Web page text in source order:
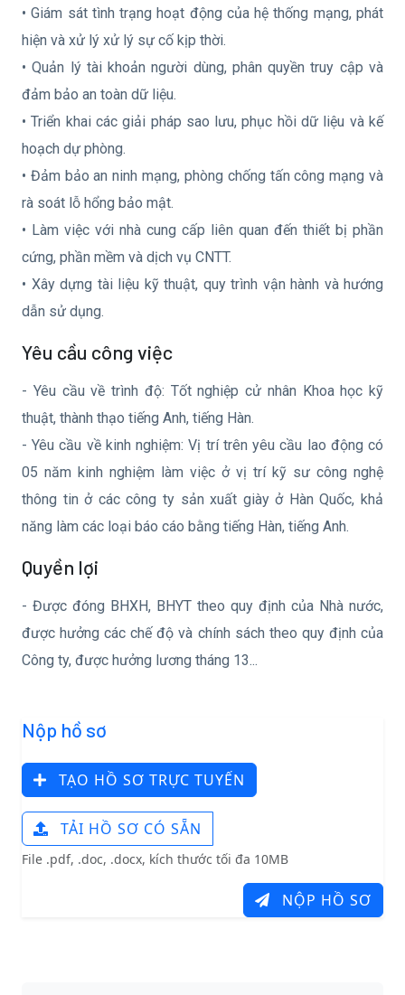
• Giám sát tình trạng hoạt động của hệ thống mạng, phát
hiện và xử lý xử lý sự cố kịp thời.
• Quản lý tài khoản người dùng, phân quyền truy cập và
đảm bảo an toàn dữ liệu.
• Triển khai các giải pháp sao lưu, phục hồi dữ liệu và kế
hoạch dự phòng.
• Đảm bảo an ninh mạng, phòng chống tấn công mạng và
rà soát lỗ hổng bảo mật.
• Làm việc với nhà cung cấp liên quan đến thiết bị phần
cứng, phần mềm và dịch vụ CNTT.
• Xây dựng tài liệu kỹ thuật, quy trình vận hành và hướng
dẫn sử dụng.
Yêu cầu công việc
- Yêu cầu về trình độ: Tốt nghiệp cử nhân Khoa học kỹ
thuật, thành thạo tiếng Anh, tiếng Hàn.
- Yêu cầu về kinh nghiệm: Vị trí trên yêu cầu lao động có
05 năm kinh nghiệm làm việc ở vị trí kỹ sư công nghệ
thông tin ở các công ty sản xuất giày ở Hàn Quốc, khả
năng làm các loại báo cáo bằng tiếng Hàn, tiếng Anh.
Quyền lợi
- Được đóng BHXH, BHYT theo quy định của Nhà nước,
được hưởng các chế độ và chính sách theo quy định của
Công ty, được hưởng lương tháng 13...
Nộp hồ sơ
TẠO HỒ SƠ TRỰC TUYẾN
TẢI HỒ SƠ CÓ SẴN
File .pdf, .doc, .docx, kích thước tối đa 10MB
NỘP HỒ SƠ